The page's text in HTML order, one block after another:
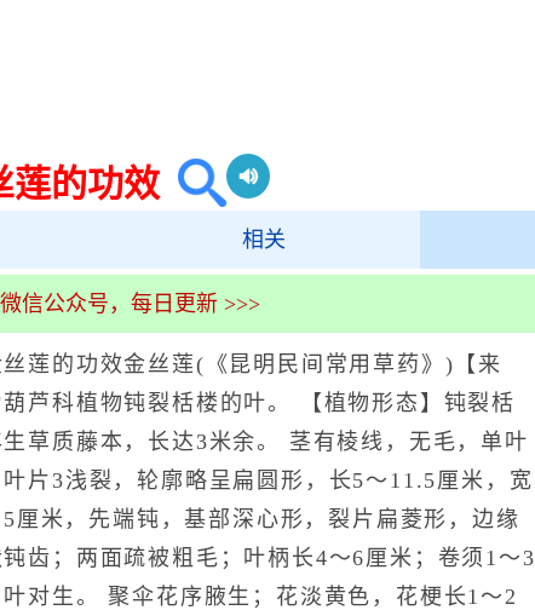
莲的功效
相关
信公众号，每日更新 >>>
的功效金丝莲(《昆明民间常用草药》)【来
芦科植物钝裂栝楼的叶。 【植物形态】钝裂栝
草质藤本，长达3米余。 茎有棱线，无毛，单叶
片3浅裂，轮廓略呈扁圆形，长5～11.5厘米，宽
厘米，先端钝，基部深心形，裂片扁菱形，边缘
齿；两面疏被粗毛；叶柄长4～6厘米；卷须1～3
对生。 聚伞花序腋生；花淡黄色，花梗长1～2